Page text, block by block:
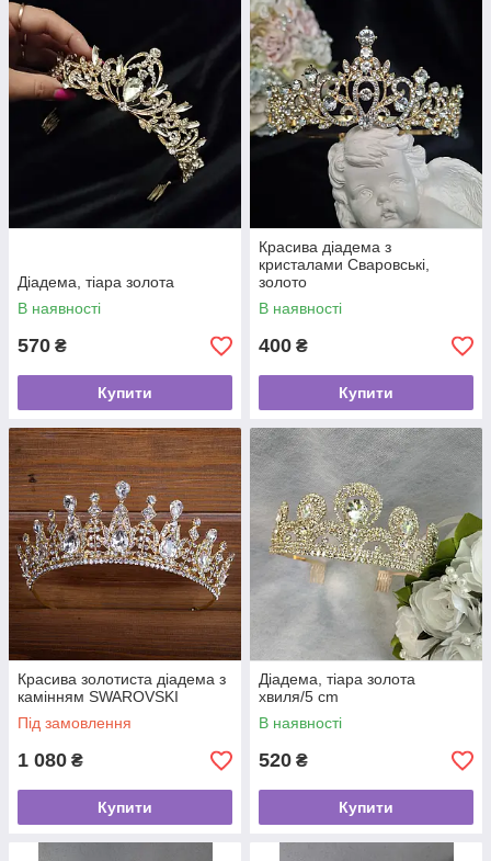
Діадема, тіара золота
В наявності
570 ₴
Купити
Красива діадема з
кристалами Сваровські,
золото
В наявності
400 ₴
Купити
Красива золотиста діадема з
камінням SWAROVSKI
Під замовлення
1 080 ₴
Купити
Діадема, тіара золота
хвиля/5 cm
В наявності
520 ₴
Купити